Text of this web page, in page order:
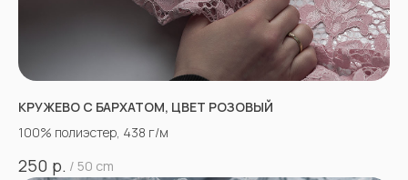
КРУЖЕВО С БАРХАТОМ, ЦВЕТ РОЗОВЫЙ
100% полиэстер, 438 г/м
250 р. / 50 cm